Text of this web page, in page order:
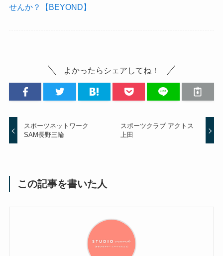
せんか？【BEYOND】
よかったらシェアしてね！
スポーツネットワーク
SAM長野三輪
スポーツクラブ アクトス
上田
この記事を書いた人